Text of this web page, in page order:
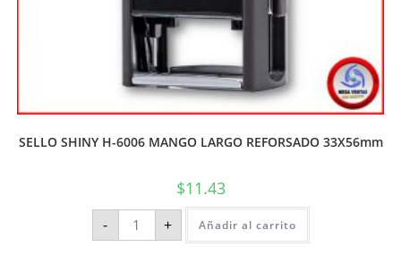
SELLO SHINY H-6006 MANGO LARGO REFORSADO 33X56mm
$11.43
- + Añadir al carrito